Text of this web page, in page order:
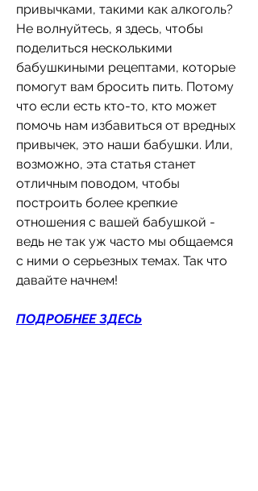
привычками, такими как алкоголь?
Не волнуйтесь, я здесь, чтобы
поделиться несколькими
бабушкиными рецептами, которые
помогут вам бросить пить. Потому
что если есть кто-то, кто может
помочь нам избавиться от вредных
привычек, это наши бабушки. Или,
возможно, эта статья станет
отличным поводом, чтобы
построить более крепкие
отношения с вашей бабушкой -
ведь не так уж часто мы общаемся
с ними о серьезных темах. Так что
давайте начнем!
ПОДРОБНЕЕ ЗДЕСЬ